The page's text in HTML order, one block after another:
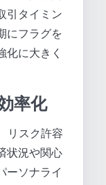
引タイミン
にフラグを
化に大きく
率化
リスク許容
状況や関心
ーソナライ